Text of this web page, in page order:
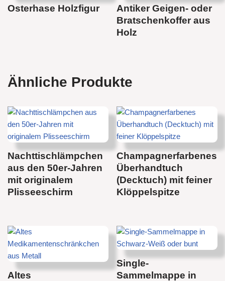
Osterhase Holzfigur
Antiker Geigen- oder
Bratschenkoffer aus
Holz
Ähnliche Produkte
Nachttischlämpchen
aus den 50er-Jahren
mit originalem
Plisseeschirm
Champagnerfarbenes
Überhandtuch
(Decktuch) mit feiner
Klöppelspitze
Altes
Single-
Sammelmappe in